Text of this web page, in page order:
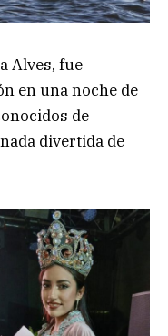
Alves, fue
en una noche de
de
divertida de